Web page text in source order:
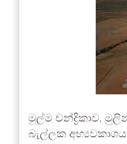
මුල්ම චන්ද්‍රිකාව,
බැල්ලක